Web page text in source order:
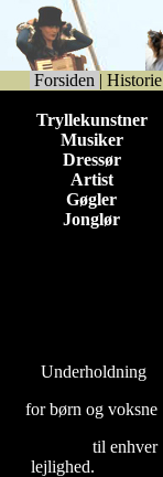
Forsiden | Historie
Tryllekunstner
Musiker
Dressør
Artist
Gøgler
Jonglør
Underholdning
for børn og voksne
til enhver
lejlighed.